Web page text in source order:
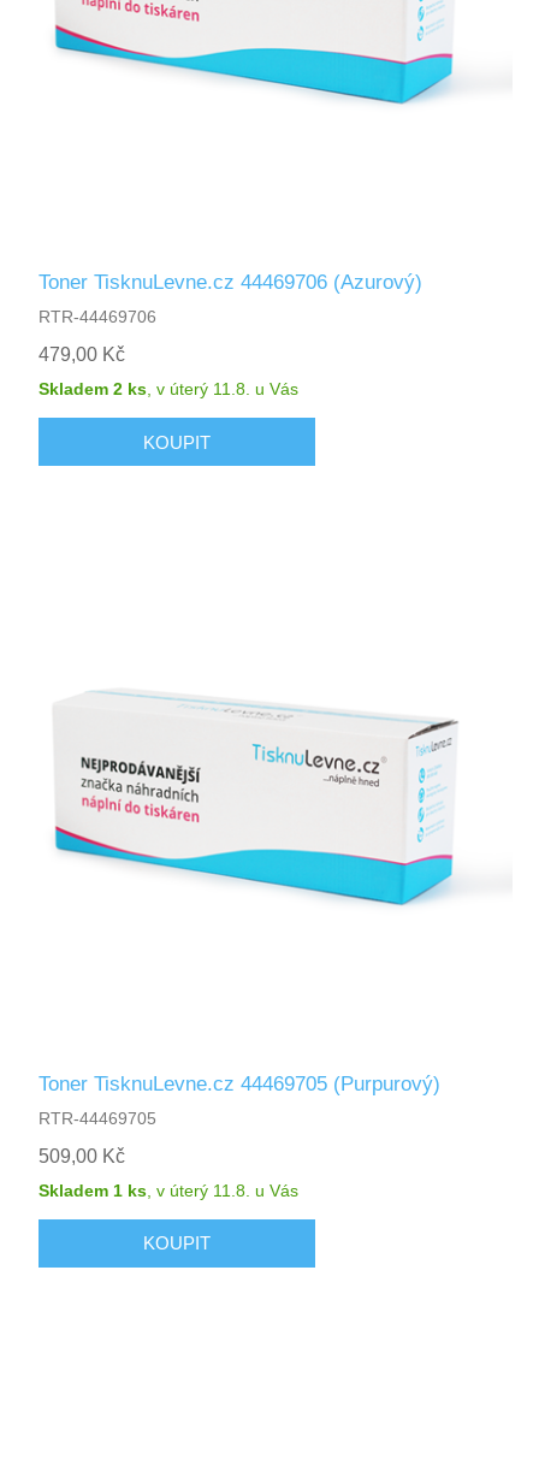
Toner TisknuLevne.cz 44469706 (Azurový)
RTR-44469706
479,00 Kč
Skladem 2 ks,v úterý 11.8. u Vás
Toner TisknuLevne.cz 44469705 (Purpurový)
RTR-44469705
509,00 Kč
Skladem 1 ks ,v úterý 11.8. u Vás